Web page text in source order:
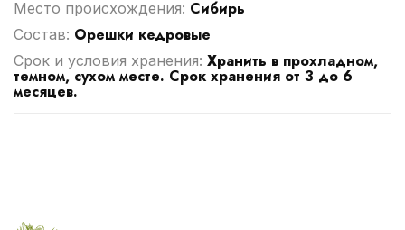
Место происхождения: Сибирь
Cостав: Орешки кедровые
Срок и условия хранения: Хранить в прохладном,
темном, сухом месте. Срок хранения от 3 до 6
месяцев.